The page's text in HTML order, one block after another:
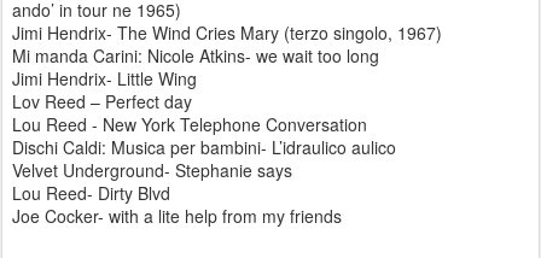
ando’ in tour ne 1965)
Jimi Hendrix- The Wind Cries Mary (terzo singolo, 1967)
Mi manda Carini: Nicole Atkins- we wait too long
Jimi Hendrix- Little Wing
Lov Reed – Perfect day
Lou Reed - New York Telephone Conversation
Dischi Caldi: Musica per bambini- L’idraulico aulico
Velvet Underground- Stephanie says
Lou Reed- Dirty Blvd
Joe Cocker- with a lite help from my friends